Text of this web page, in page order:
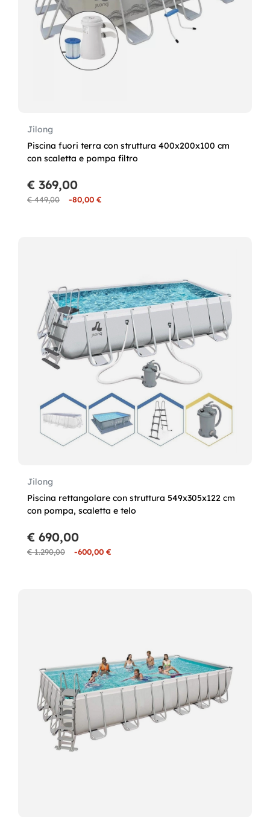
Jilong
Piscina fuori terra con struttura 400x200x100 cm
con scaletta e pompa filtro
€ 449,00 -80,00 €
€ 369,00
Jilong
Piscina rettangolare con struttura 549x305x122 cm
con pompa, scaletta e telo
€ 1.290,00 -600,00 €
€ 690,00